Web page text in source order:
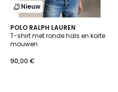
Nieuw
POLO RALPH LAUREN
T-shirt met ronde hals en korte
mouwen
90,00 €